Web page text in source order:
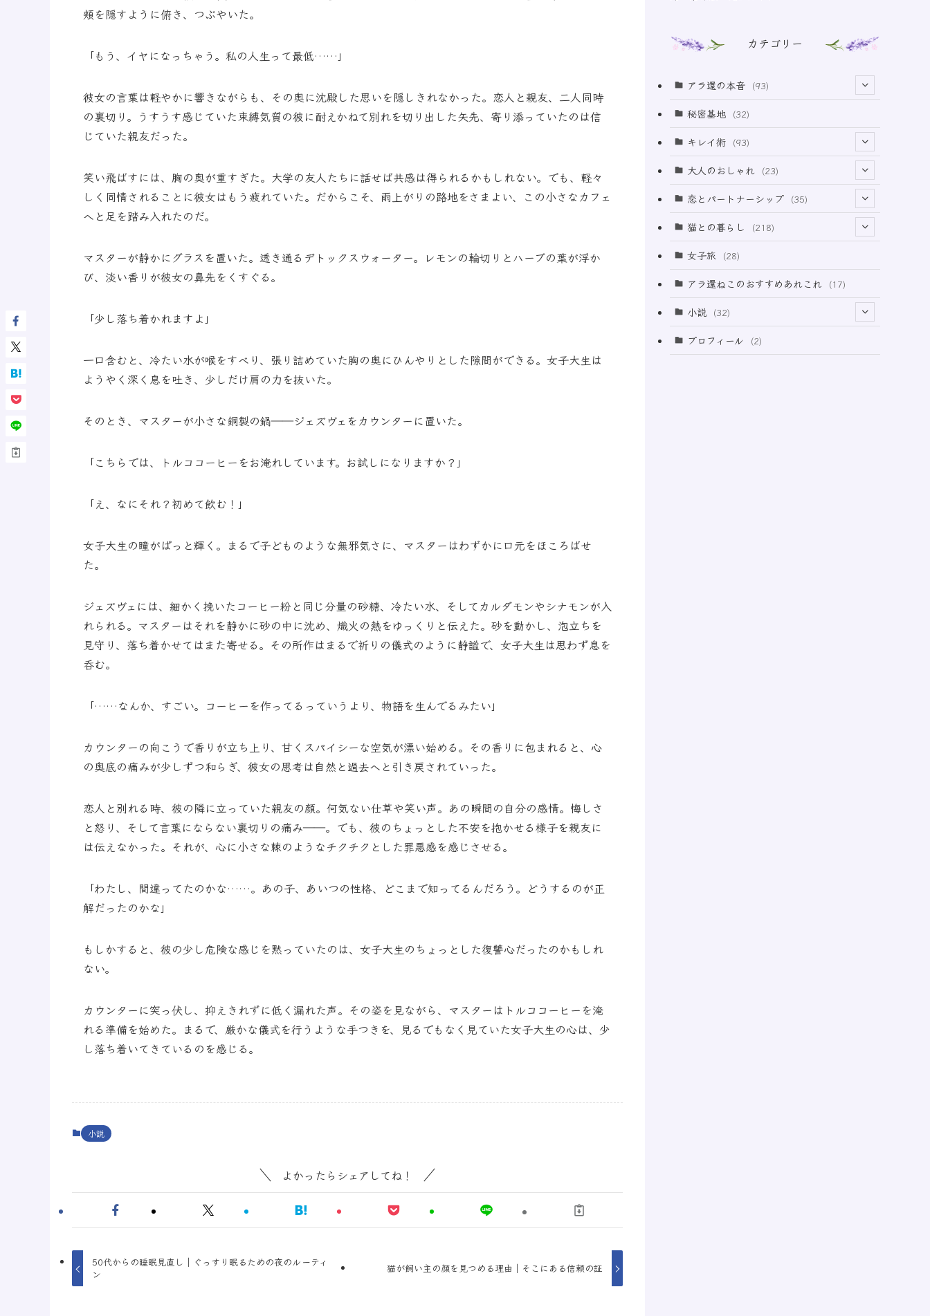
頬を隠すように俯き、つぶやいた。
「もう、イヤになっちゃう。私の人生って最低……」
彼女の言葉は軽やかに響きながらも、その奥に沈殿した思いを隠しきれなかった。恋人と親友、二人同時
の裏切り。うすうす感じていた束縛気質の彼に耐えかねて別れを切り出した矢先、寄り添っていたのは信
じていた親友だった。
笑い飛ばすには、胸の奥が重すぎた。大学の友人たちに話せば共感は得られるかもしれない。でも、軽々
しく同情されることに彼女はもう疲れていた。だからこそ、雨上がりの路地をさまよい、この小さなカフェ
へと足を踏み入れたのだ。
マスターが静かにグラスを置いた。透き通るデトックスウォーター。レモンの輪切りとハーブの葉が浮か
び、淡い香りが彼女の鼻先をくすぐる。
「少し落ち着かれますよ」
一口含むと、冷たい水が喉をすべり、張り詰めていた胸の奥にひんやりとした隙間ができる。女子大生は
ようやく深く息を吐き、少しだけ肩の力を抜いた。
そのとき、マスターが小さな銅製の鍋――ジェズヴェをカウンターに置いた。
「こちらでは、トルココーヒーをお淹れしています。お試しになりますか？」
「え、なにそれ？初めて飲む！」
女子大生の瞳がぱっと輝く。まるで子どものような無邪気さに、マスターはわずかに口元をほころばせ
た。
ジェズヴェには、細かく挽いたコーヒー粉と同じ分量の砂糖、冷たい水、そしてカルダモンやシナモンが入
れられる。マスターはそれを静かに砂の中に沈め、熾火の熱をゆっくりと伝えた。砂を動かし、泡立ちを
見守り、落ち着かせてはまた寄せる。その所作はまるで祈りの儀式のように静謐で、女子大生は思わず息を
呑む。
「……なんか、すごい。コーヒーを作ってるっていうより、物語を生んでるみたい」
カウンターの向こうで香りが立ち上り、甘くスパイシーな空気が漂い始める。その香りに包まれると、心
の奥底の痛みが少しずつ和らぎ、彼女の思考は自然と過去へと引き戻されていった。
恋人と別れる時、彼の隣に立っていた親友の顔。何気ない仕草や笑い声。あの瞬間の自分の感情。悔しさ
と怒り、そして言葉にならない裏切りの痛み――。でも、彼のちょっとした不安を抱かせる様子を親友に
は伝えなかった。それが、心に小さな棘のようなチクチクとした罪悪感を感じさせる。
「わたし、間違ってたのかな……。あの子、あいつの性格、どこまで知ってるんだろう。どうするのが正
解だったのかな」
もしかすると、彼の少し危険な感じを黙っていたのは、女子大生のちょっとした復讐心だったのかもしれ
ない。
カウンターに突っ伏し、抑えきれずに低く漏れた声。その姿を見ながら、マスターはトルココーヒーを淹
れる準備を始めた。まるで、厳かな儀式を行うような手つきを、見るでもなく見ていた女子大生の心は、少
し落ち着いてきているのを感じる。
小説
よかったらシェアしてね！
50代からの睡眠見直し｜ぐっすり眠るための夜のルーティ
ン
猫が飼い主の顔を見つめる理由｜そこにある信頼の証
カテゴリー
アラ還の本音 (93)
(69)
(18)
秘密基地 (32)
キレイ術 (93)
(32)
(49)
大人のおしゃれ (23)
(21)
(2)
恋とパートナーシップ (35)
(32)
(3)
猫との暮らし (218)
(21)
(49)
(73)
女子旅 (28)
アラ還ねこのおすすめあれこれ (17)
小説 (32)
プロフィール (2)